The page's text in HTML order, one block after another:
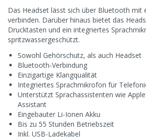
Das Headset lässt sich über Bluetooth mit
verbinden. Darüber hinaus bietet das
Drucktasten und ein integriertes
spritzwassergeschützt.
Sowohl Gehörschutz, als auch Headset
Bluetooth-Verbindung
Einzigartige Klangqualität
Integriertes Sprachmikrofon für
Unterstützt Sprachassistenten wie
Assistant
Eingebauter Li-Ionen Akku
Bis zu 55 Stunden Betriebszeit
Inkl. USB-Ladekabel